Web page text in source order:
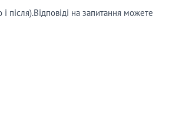
після).Відповіді на запитання можете